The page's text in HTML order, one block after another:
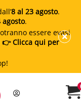
8 al 23 agosto.
agosto.
essere evasi
👉 Clicca qui per